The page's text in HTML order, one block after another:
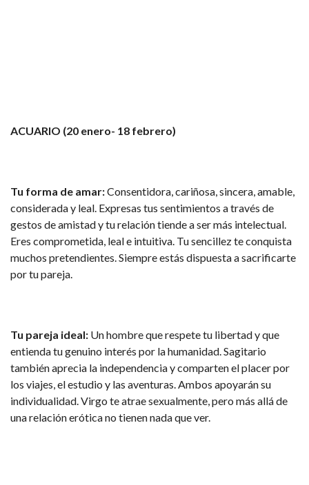
ACUARIO (20 enero- 18 febrero)
Tu forma de amar:Consentidora, cariñosa, sincera, amable,
considerada y leal. Expresas tus sentimientos a través de
gestos de amistad y tu relación tiende a ser más intelectual.
Eres comprometida, leal e intuitiva. Tu sencillez te conquista
muchos pretendientes. Siempre estás dispuesta a sacrificarte
por tu pareja.
Tu pareja ideal: Un hombre que respete tu libertad y que
entienda tu genuino interés por la humanidad. Sagitario
también aprecia la independencia y comparten el placer por
los viajes, el estudio y las aventuras. Ambos apoyarán su
individualidad. Virgo te atrae sexualmente, pero más allá de
una relación erótica no tienen nada que ver.